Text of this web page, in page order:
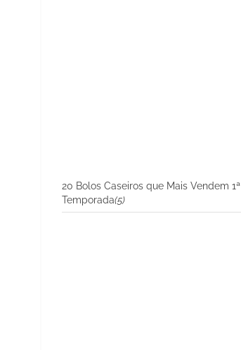
20 Bolos Caseiros que Mais Vendem 1ª
Temporada(5)